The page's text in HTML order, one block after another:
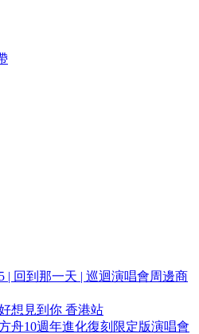
| 回到那一天 | 巡迴演唱會周邊商
想見到你 香港站
舟10週年進化復刻限定版演唱會